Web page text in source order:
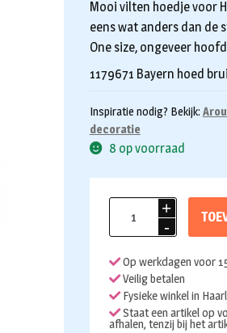
Mooi vilten hoedje voor
eens wat anders dan de
One size, ongeveer
1179671 Bayern hoed
Inspiratie nodig? Bekijk:
decoratie
8 op voorraad
hoed
met
veer
aantal
Op werkdagen voor
Veilig betalen
Fysieke winkel in
Staat een artikel op
afhalen, tenzij bij het